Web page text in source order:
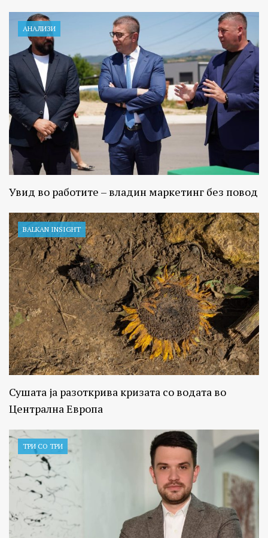
АНАЛИЗИ
Увид во работите – владин маркетинг без повод
BALKAN INSIGHT
Сушата ја разоткрива кризата со водата во
Централна Европа
ТРИ СО ТРИ